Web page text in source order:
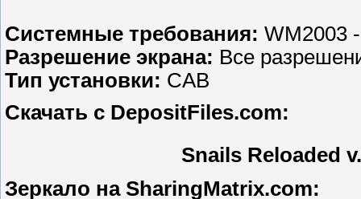
Системные требования: WM2003
Разрешение экрана: Все
Тип установки: CAB
Скачать с DepositFiles.com:
Snails Reloaded
Зеркало на SharingMatrix.com: